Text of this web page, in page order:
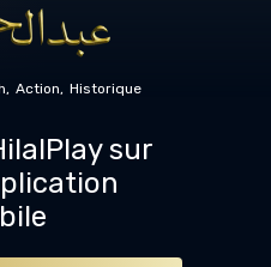
Action Historique
sur